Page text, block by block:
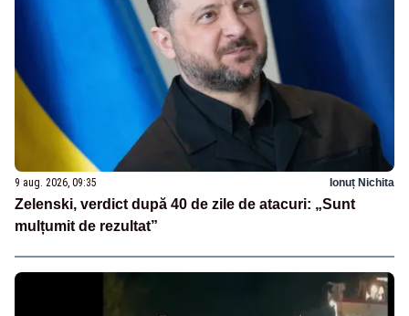
9 aug. 2026, 09:35 Ionuț Nichita
Zelenski, verdict după 40 de zile de atacuri: „Sunt
mulțumit de rezultat”